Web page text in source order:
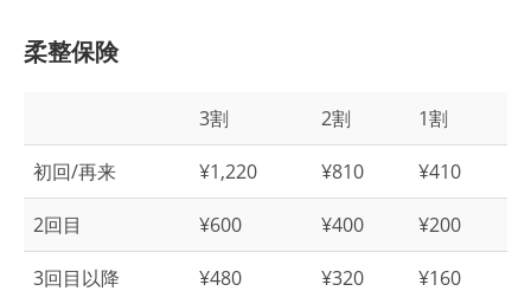
柔整保険
3割 2割 1割
初回/再来 ¥1,220 ¥810 ¥410
2回目 ¥600 ¥400 ¥200
3回目以降 ¥480 ¥320 ¥160